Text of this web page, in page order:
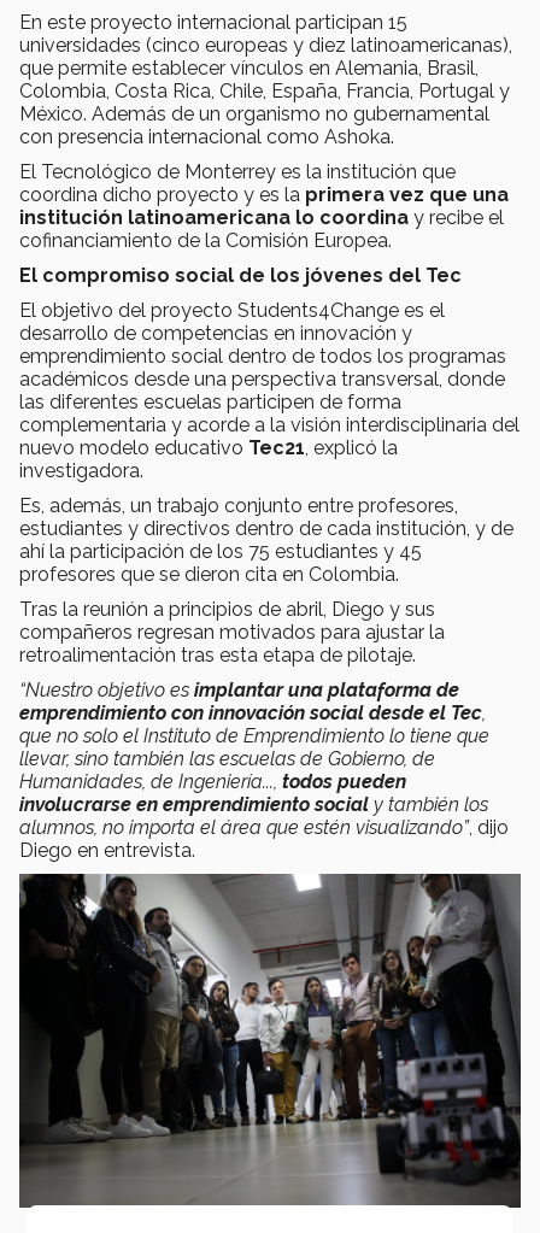
En este proyecto internacional participan 15
universidades (cinco europeas y diez latinoamericanas),
que permite establecer vínculos en Alemania, Brasil,
Colombia, Costa Rica, Chile, España, Francia, Portugal y
México. Además de un organismo no gubernamental
con presencia internacional como Ashoka.
El Tecnológico de Monterrey es la institución que
coordina dicho proyecto y es la primera vez que una
institución latinoamericana lo coordina y recibe el
cofinanciamiento de la Comisión Europea.
El compromiso social de los jóvenes del Tec
El objetivo del proyecto Students4Change es el
desarrollo de competencias en innovación y
emprendimiento social dentro de todos los programas
académicos desde una perspectiva transversal, donde
las diferentes escuelas participen de forma
complementaria y acorde a la visión interdisciplinaria del
nuevo modelo educativo Tec21 , explicó la
investigadora.
Es, además, un trabajo conjunto entre profesores,
estudiantes y directivos dentro de cada institución, y de
ahí la participación de los 75 estudiantes y 45
profesores que se dieron cita en Colombia.
Tras la reunión a principios de abril, Diego y sus
compañeros regresan motivados para ajustar la
retroalimentación tras esta etapa de pilotaje.
“Nuestro objetivo es implantar una plataforma de
emprendimiento con innovación social desde el Tec
que no solo el Instituto de Emprendimiento lo tiene que
llevar, sino también las escuelas de Gobierno, de
Humanidades, de Ingeniería..., todos pueden
involucrarse en emprendimiento social y también los
alumnos, no importa el área que estén visualizando”, dijo
Diego en entrevista.